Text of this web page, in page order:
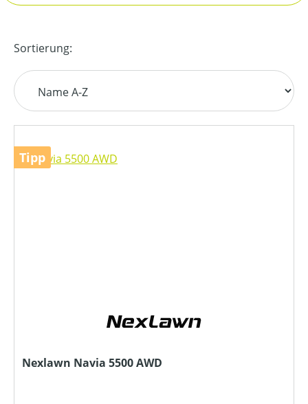
Sortierung:
Tipp
Nexlawn Navia 5500 AWD